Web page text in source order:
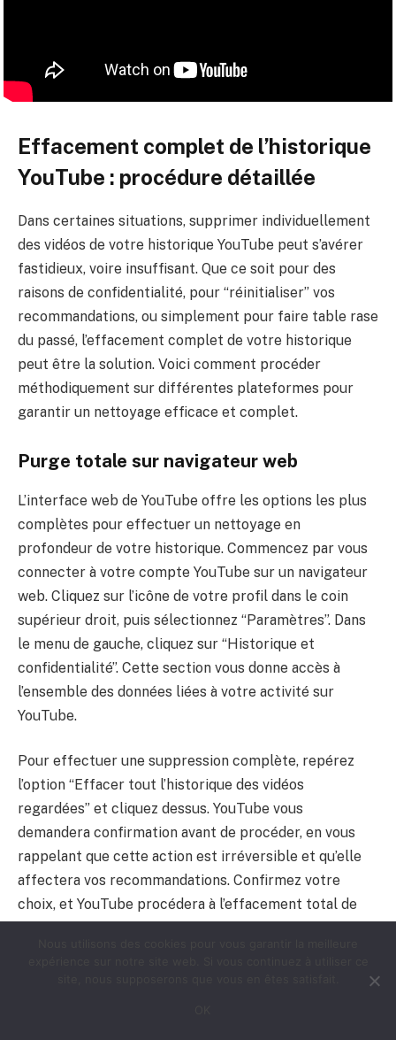
Effacement complet de l’historique
YouTube : procédure détaillée
Dans certaines situations, supprimer individuellement
des vidéos de votre historique YouTube peut s’avérer
fastidieux, voire insuffisant. Que ce soit pour des
raisons de confidentialité, pour “réinitialiser” vos
recommandations, ou simplement pour faire table rase
du passé, l’effacement complet de votre historique
peut être la solution. Voici comment procéder
méthodiquement sur différentes plateformes pour
garantir un nettoyage efficace et complet.
Purge totale sur navigateur web
L’interface web de YouTube offre les options les plus
complètes pour effectuer un nettoyage en
profondeur de votre historique. Commencez par vous
connecter à votre compte YouTube sur un navigateur
web. Cliquez sur l’icône de votre profil dans le coin
supérieur droit, puis sélectionnez “Paramètres”. Dans
le menu de gauche, cliquez sur “Historique et
confidentialité”. Cette section vous donne accès à
l’ensemble des données liées à votre activité sur
YouTube.
Pour effectuer une suppression complète, repérez
l’option “Effacer tout l’historique des vidéos
regardées” et cliquez dessus. YouTube vous
demandera confirmation avant de procéder, en vous
rappelant que cette action est irréversible et qu’elle
affectera vos recommandations. Confirmez votre
choix, et YouTube procédera à l’effacement total de
Il est important de noter que l’historique de visionnage